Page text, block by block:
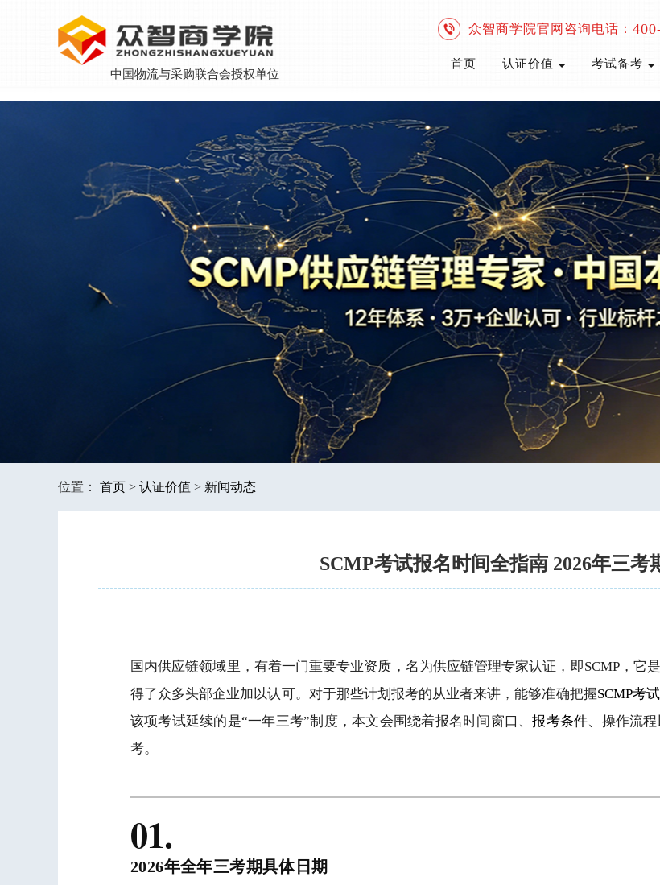
中国物流与采购联合会授权单位
众智商学院官网咨询电话：
首页 认证价值 考试备考
位置： 首页 > 认证价值 > 新闻动态
SCMP考试报名时间全指南 2026年三
国内供应链领域里，有着一门重要专业资质，名为供应链管理专家认证，即SCMP，
得了众多头部企业加以认可。对于那些计划报考的从业者来讲，能够准确把握SCMP考试
该项考试延续的是“一年三考”制度，本文会围绕着报名时间窗口、报考条件、操作流
考。
01.
2026年全年三考期具体日期